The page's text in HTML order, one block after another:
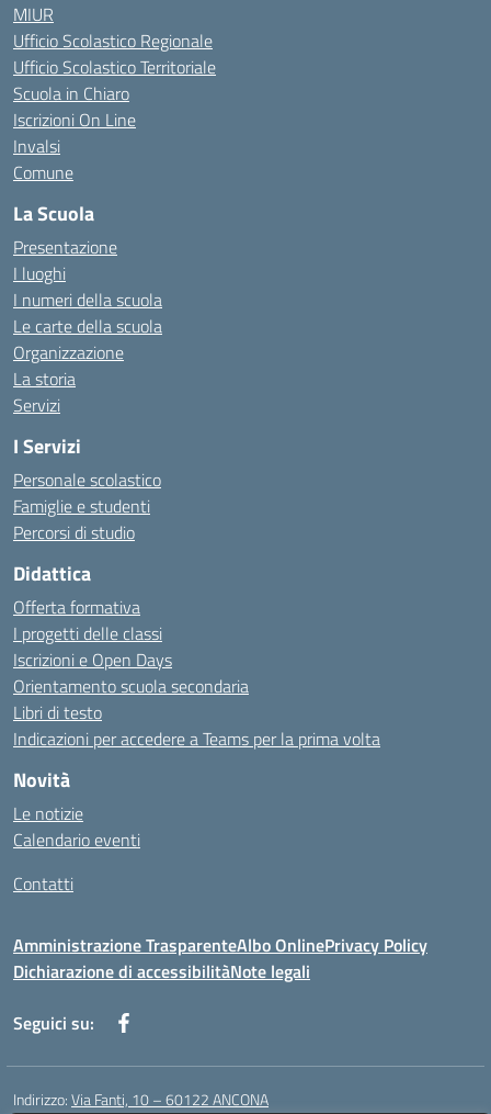
MIUR
Ufficio Scolastico Regionale
Ufficio Scolastico Territoriale
Scuola in Chiaro
Iscrizioni On Line
Invalsi
Comune
La Scuola
Presentazione
I luoghi
I numeri della scuola
Le carte della scuola
Organizzazione
La storia
Servizi
I Servizi
Personale scolastico
Famiglie e studenti
Percorsi di studio
Didattica
Offerta formativa
I progetti delle classi
Iscrizioni e Open Days
Orientamento scuola secondaria
Libri di testo
Indicazioni per accedere a Teams per la prima volta
Novità
Le notizie
Calendario eventi
Contatti
Amministrazione TrasparenteAlbo OnlinePrivacy Policy
Dichiarazione di accessibilitàNote legali
Seguici su:
Indirizzo:Via Fanti, 10 – 60122 ANCONA